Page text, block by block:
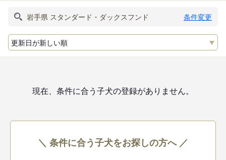
条件変更
現在、条件に合う子犬の登録がありません。
＼ 条件に合う子犬をお探しの方へ ／